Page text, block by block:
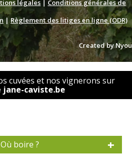
légales | Conditions générales de
| Règlement des litiges en ligne (ODR)
Created by Nyou
cuvées et nos vignerons sur
jane-caviste.be
Où boire ?